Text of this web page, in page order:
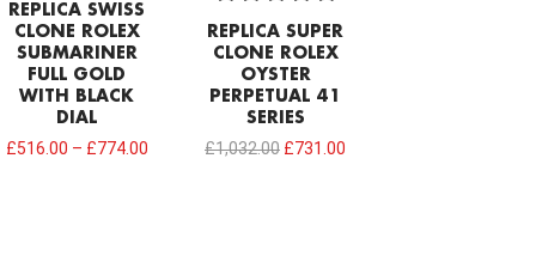
REPLICA SWISS
CLONE ROLEX
SUBMARINER
FULL GOLD
WITH BLACK
DIAL
£516.00 – £774.00
REPLICA SUPER
CLONE ROLEX
OYSTER
PERPETUAL 41
SERIES
£1,032.00 £731.00